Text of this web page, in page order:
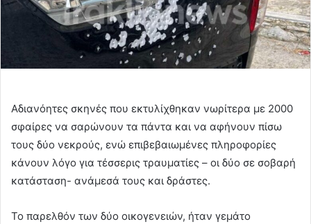
Αδιανόητες σκηνές που εκτυλίχθηκαν νωρίτερα με 2000
σφαίρες να σαρώνουν τα πάντα και να αφήνουν πίσω
τους δύο νεκρούς, ενώ επιβεβαιωμένες πληροφορίες
κάνουν λόγο για τέσσερις τραυματίες – οι δύο σε σοβαρή
κατάσταση- ανάμεσά τους και δράστες.
Το παρελθόν των δύο οικογενειών, ήταν γεμάτο